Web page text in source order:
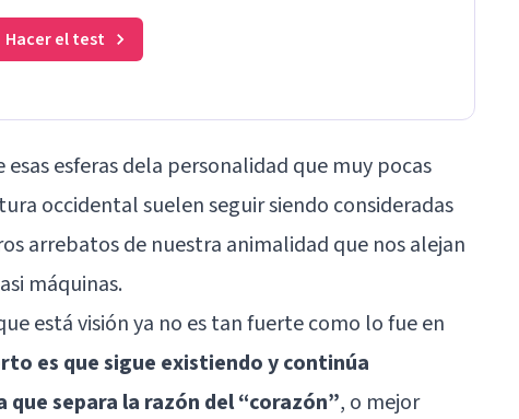
Hacer el test
esas esferas dela personalidad que muy pocas
occidental suelen seguir siendo consideradas
arrebatos de nuestra animalidad que nos alejan
máquinas.
está visión ya no es tan fuerte como lo fue en
es que sigue existiendo y continúa
separa la razón del “corazón”, o mejor